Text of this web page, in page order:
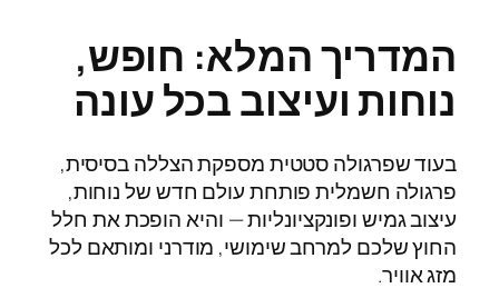
המדריך המלא: חופש,
נוחות ועיצוב בכל עונה
בעוד שפרגולה סטטית מספקת הצללה בסיסית,
פרגולה חשמלית פותחת עולם חדש של נוחות,
עיצוב גמיש ופונקציונליות — והיא הופכת את חלל
החוץ שלכם למרחב שימושי, מודרני ומותאם לכל
מזג אוויר.